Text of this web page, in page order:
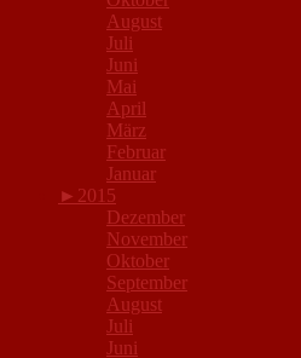
August
Juli
Juni
Mai
April
März
Februar
Januar
► 2015
Dezember
November
Oktober
September
August
Juli
Juni